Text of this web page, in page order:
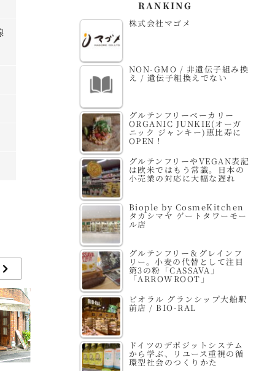
RANKING
株式会社マゴメ
NON-GMO / 非遺伝子組み換
え / 遺伝子組換えでない
グルテンフリーベーカリー
ORGANIC JUNKIE(オーガ
ニック ジャンキー)恵比寿に
OPEN！
グルテンフリーやVEGAN表記
は欧米ではもう常識。日本の
小売業の対応に大幅な遅れ
Biople by CosmeKitchen
タカシマヤ ゲートタワーモー
ル店
グルテンフリー＆グレインフ
リー。小麦の代替として注目
第3の粉「CASSAVA」
「ARROWROOT」
ビオラル グランシップ大船駅
前店 / BIO-RAL
ドイツのデポジットシステム
から学ぶ、リユース重視の循
環型社会のつくりかた